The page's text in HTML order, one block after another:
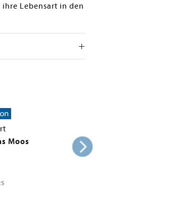
Lebensart in den
Moos